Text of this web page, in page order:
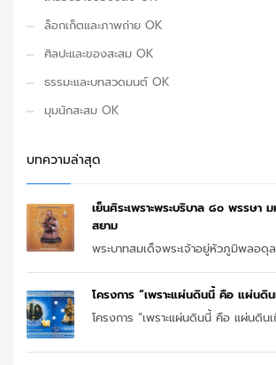
ล็อกเก็ตและภาพถ่าย OK
ศิลปะและของสะสม OK
ธรรมะและบทสวดมนต์ OK
มุมนักสะสม OK
บทความล่าสุด
เย็นศิระเพราะพระบริบาล ๘๐ พรรษา
สยาม
พระบาทสมเด็จพระเจ้าอยู่หัวภูมิพลอดุล
โครงการ “เพราะแผ่นดินนี้ คือ แผ่นดิ
โครงการ “เพราะแผ่นดินนี้ คือ แผ่นดิน